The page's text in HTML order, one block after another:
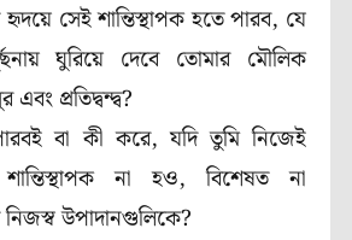
সেই শান্তিস্থাপক হতে পারব, যে
ঘুরিয়ে দেবে তোমার মৌলিক
প্রতিদ্বন্দ্ব?
বা কী করে, যদি তুমি নিজেই
না হও, বিশেষত না
উপাদানগুলিকে?